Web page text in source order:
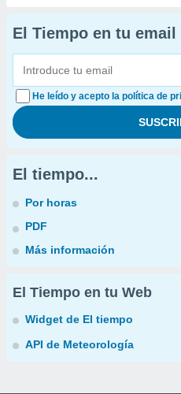
El Tiempo en tu email
He leído y acepto la política de
El tiempo...
Por horas
PDF
Más información
El Tiempo en tu Web
Widget de El tiempo
API de Meteorología